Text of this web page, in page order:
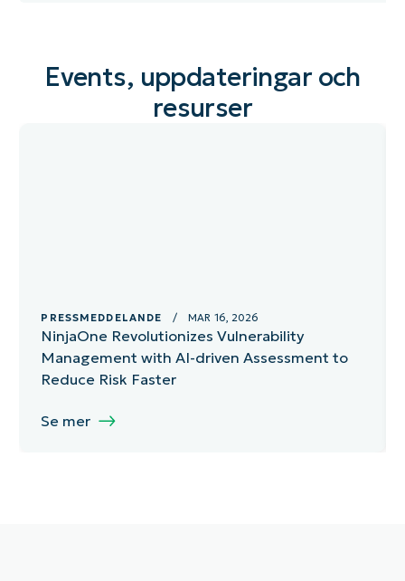
Events, uppdateringar och
resurser
PRESSMEDDELANDE / MAR 16, 2026
NinjaOne Revolutionizes Vulnerability
Management with AI-driven Assessment to
Reduce Risk Faster
Se mer